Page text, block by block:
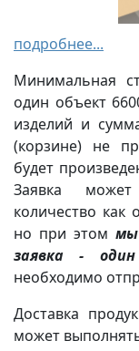
подробнее...
Минимальная
один объект
изделий и
(корзине) не
будет
Заявка
количество как
но при этом мы
заявка -
необходимо
Доставка
может